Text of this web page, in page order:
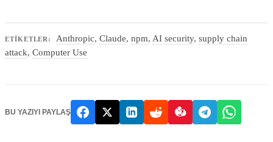
ETIKETLER: Anthropic, Claude, npm, AI security, supply chain
attack, Computer Use
BU YAZIYI PAYLAŞ